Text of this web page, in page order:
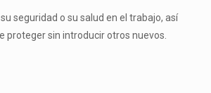
seguridad o su salud en el trabajo, así
proteger sin introducir otros nuevos.